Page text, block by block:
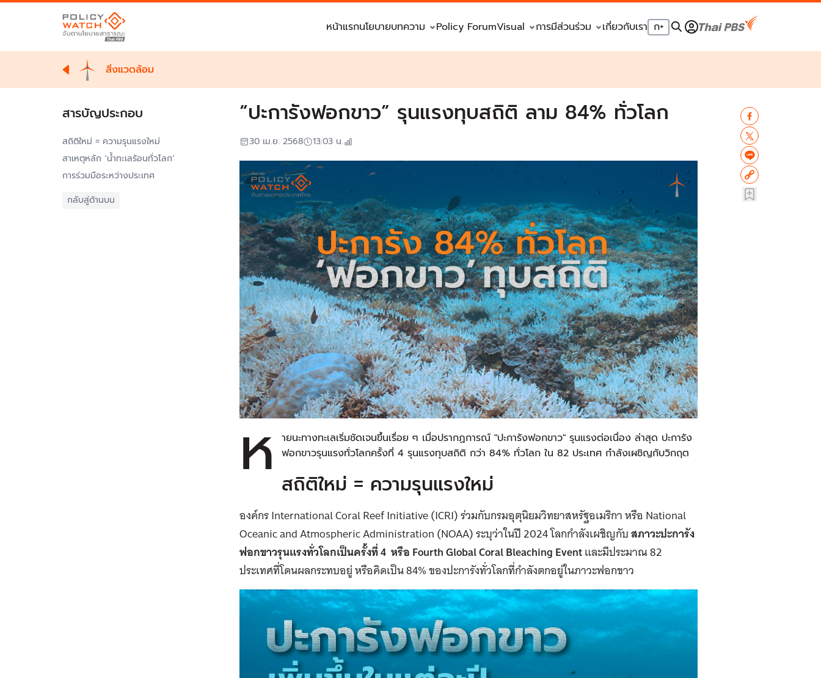
หน้าแรกนโยบายบทความ Policy ForumVisual การมีส่วนร่วม เกี่ยวกับเรา ก+
สิ่งแวดล้อม
สารบัญประกอบ
สถิติใหม่ = ความรุนแรงใหม่
สาเหตุหลัก ‘น้ำทะเลร้อนทั่วโลก’
การร่วมมือระหว่างประเทศ
กลับสู่ด้านบน
“ปะการังฟอกขาว” รุนแรงทุบสถิติ ลาม 84% ทั่วโลก
30 เม.ย. 2568 13:03 น.
ห ายนะทางทะเลเริ่มชัดเจนขึ้นเรื่อย ๆ เมื่อปรากฏการณ์ "ปะการังฟอกขาว" รุนแรงต่อเนื่อง ล่าสุด ปะการัง
ฟอกขาวรุนแรงทั่วโลกครั้งที่ 4 รุนแรงทุบสถิติ กว่า 84% ทั่วโลก ใน 82 ประเทศ กำลังเผชิญกับวิกฤต
สถิติใหม่ = ความรุนแรงใหม่
องค์กร International Coral Reef Initiative (ICRI) ร่วมกับกรมอุตุนิยมวิทยาสหรัฐอเมริกา หรือ National
Oceanic and Atmospheric Administration (NOAA) ระบุว่าในปี 2024 โลกกำลังเผชิญกับสภาวะปะการัง
ฟอกขาวรุนแรงทั่วโลกเป็นครั้งที่4 หรือFourth Global Coral Bleaching Eventและมีประมาณ 82
ประเทศที่โดนผลกระทบอยู่ หรือคิดเป็น 84% ของปะการังทั่วโลกที่กำลังตกอยู่ในภาวะฟอกขาว